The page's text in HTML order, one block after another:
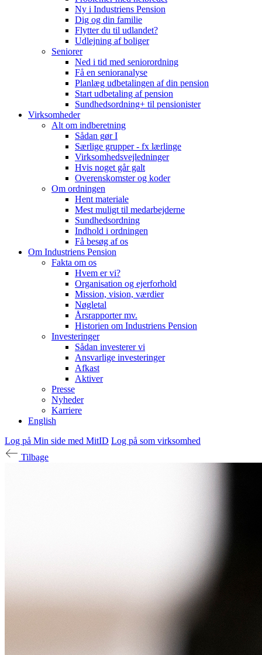
Ny i Industriens Pension
Dig og din familie
Flytter du til udlandet?
Udlejning af boliger
Seniorer
Ned i tid med seniorordning
Få en senioranalyse
Planlæg udbetalingen af din pension
Start udbetaling af pension
Sundhedsordning+ til pensionister
Virksomheder
Alt om indberetning
Sådan gør I
Særlige grupper - fx lærlinge
Virksomhedsvejledninger
Hvis noget går galt
Overenskomster og koder
Om ordningen
Hent materiale
Mest muligt til medarbejderne
Sundhedsordning
Indhold i ordningen
Få besøg af os
Om Industriens Pension
Fakta om os
Hvem er vi?
Organisation og ejerforhold
Mission, vision, værdier
Nøgletal
Årsrapporter mv.
Historien om Industriens Pension
Investeringer
Sådan investerer vi
Ansvarlige investeringer
Afkast
Aktiver
Presse
Nyheder
Karriere
English
Log på Min side med MitID Log på som virksomhed
Tilbage